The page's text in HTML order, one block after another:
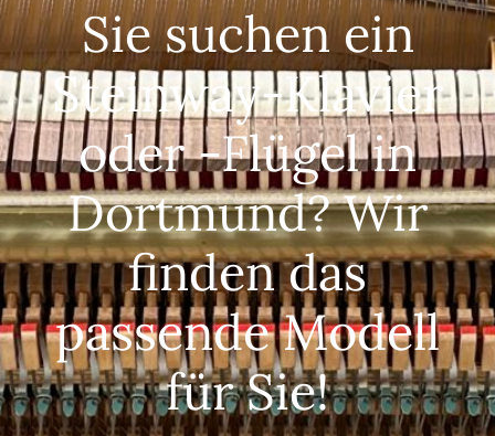
Sie suchen ein
Steinway-Klavier
oder -Flügel in
Dortmund? Wir
finden das
passende Modell
für Sie!